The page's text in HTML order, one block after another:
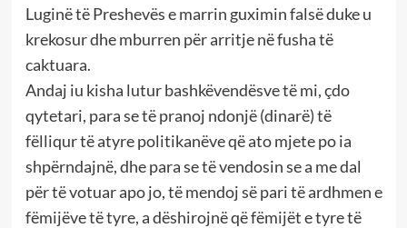
Luginë të Preshevës e marrin guximin falsë duke u
krekosur dhe mburren për arritje në fusha të
caktuara.
Andaj iu kisha lutur bashkëvendësve të mi, çdo
qytetari, para se të pranoj ndonjë (dinarë) të
fëlliqur të atyre politikanëve që ato mjete po ia
shpërndajnë, dhe para se të vendosin se a me dal
për të votuar apo jo, të mendoj së pari të ardhmen e
fëmijëve të tyre, a dëshirojnë që fëmijët e tyre të